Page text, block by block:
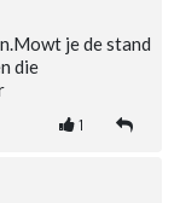
je de stand
die
1